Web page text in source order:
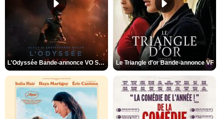
L'Odyssée Bande-annonce VO STFR Le Triangle d'or Bande-annonce VF